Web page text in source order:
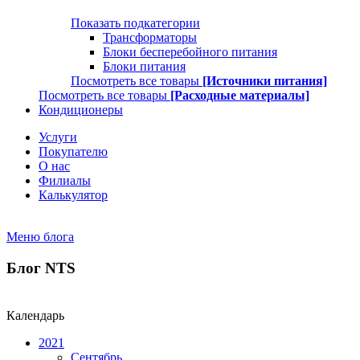
Показать подкатегории
Трансформаторы
Блоки бесперебойного питания
Блоки питания
Посмотреть все товары [Источники питания]
Посмотреть все товары [Расходные материалы]
Кондиционеры
Услуги
Покупателю
О нас
Филиалы
Калькулятор
Меню блога
Блог NTS
Календарь
2021
Сентябрь